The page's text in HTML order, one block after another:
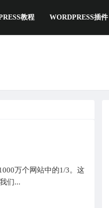
教程 WORDPRESS插件
万个网站中的1/3。这
们...